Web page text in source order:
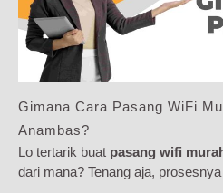
Gimana Cara Pasang WiFi
Anambas?
Lo tertarik buat pasang wifi
dari mana? Tenang aja,